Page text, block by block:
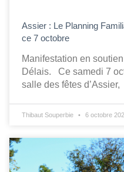
Assier : Le Planning
ce 7 octobre
Manifestation en
Délais. Ce samedi 7
salle des fêtes d’Assier,
Thibaut Souperbie 6 octobre